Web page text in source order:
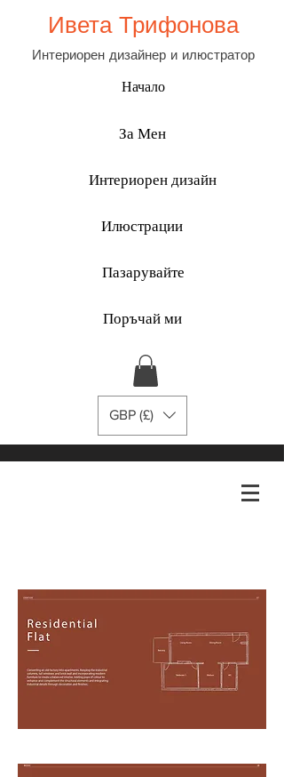
Ивета Трифонова
Интериорен дизайнер и илюстратор
Начало
За Мен
Интериорен дизайн
Илюстрации
Пазарувайте
Поръчай ми
GBP (£)